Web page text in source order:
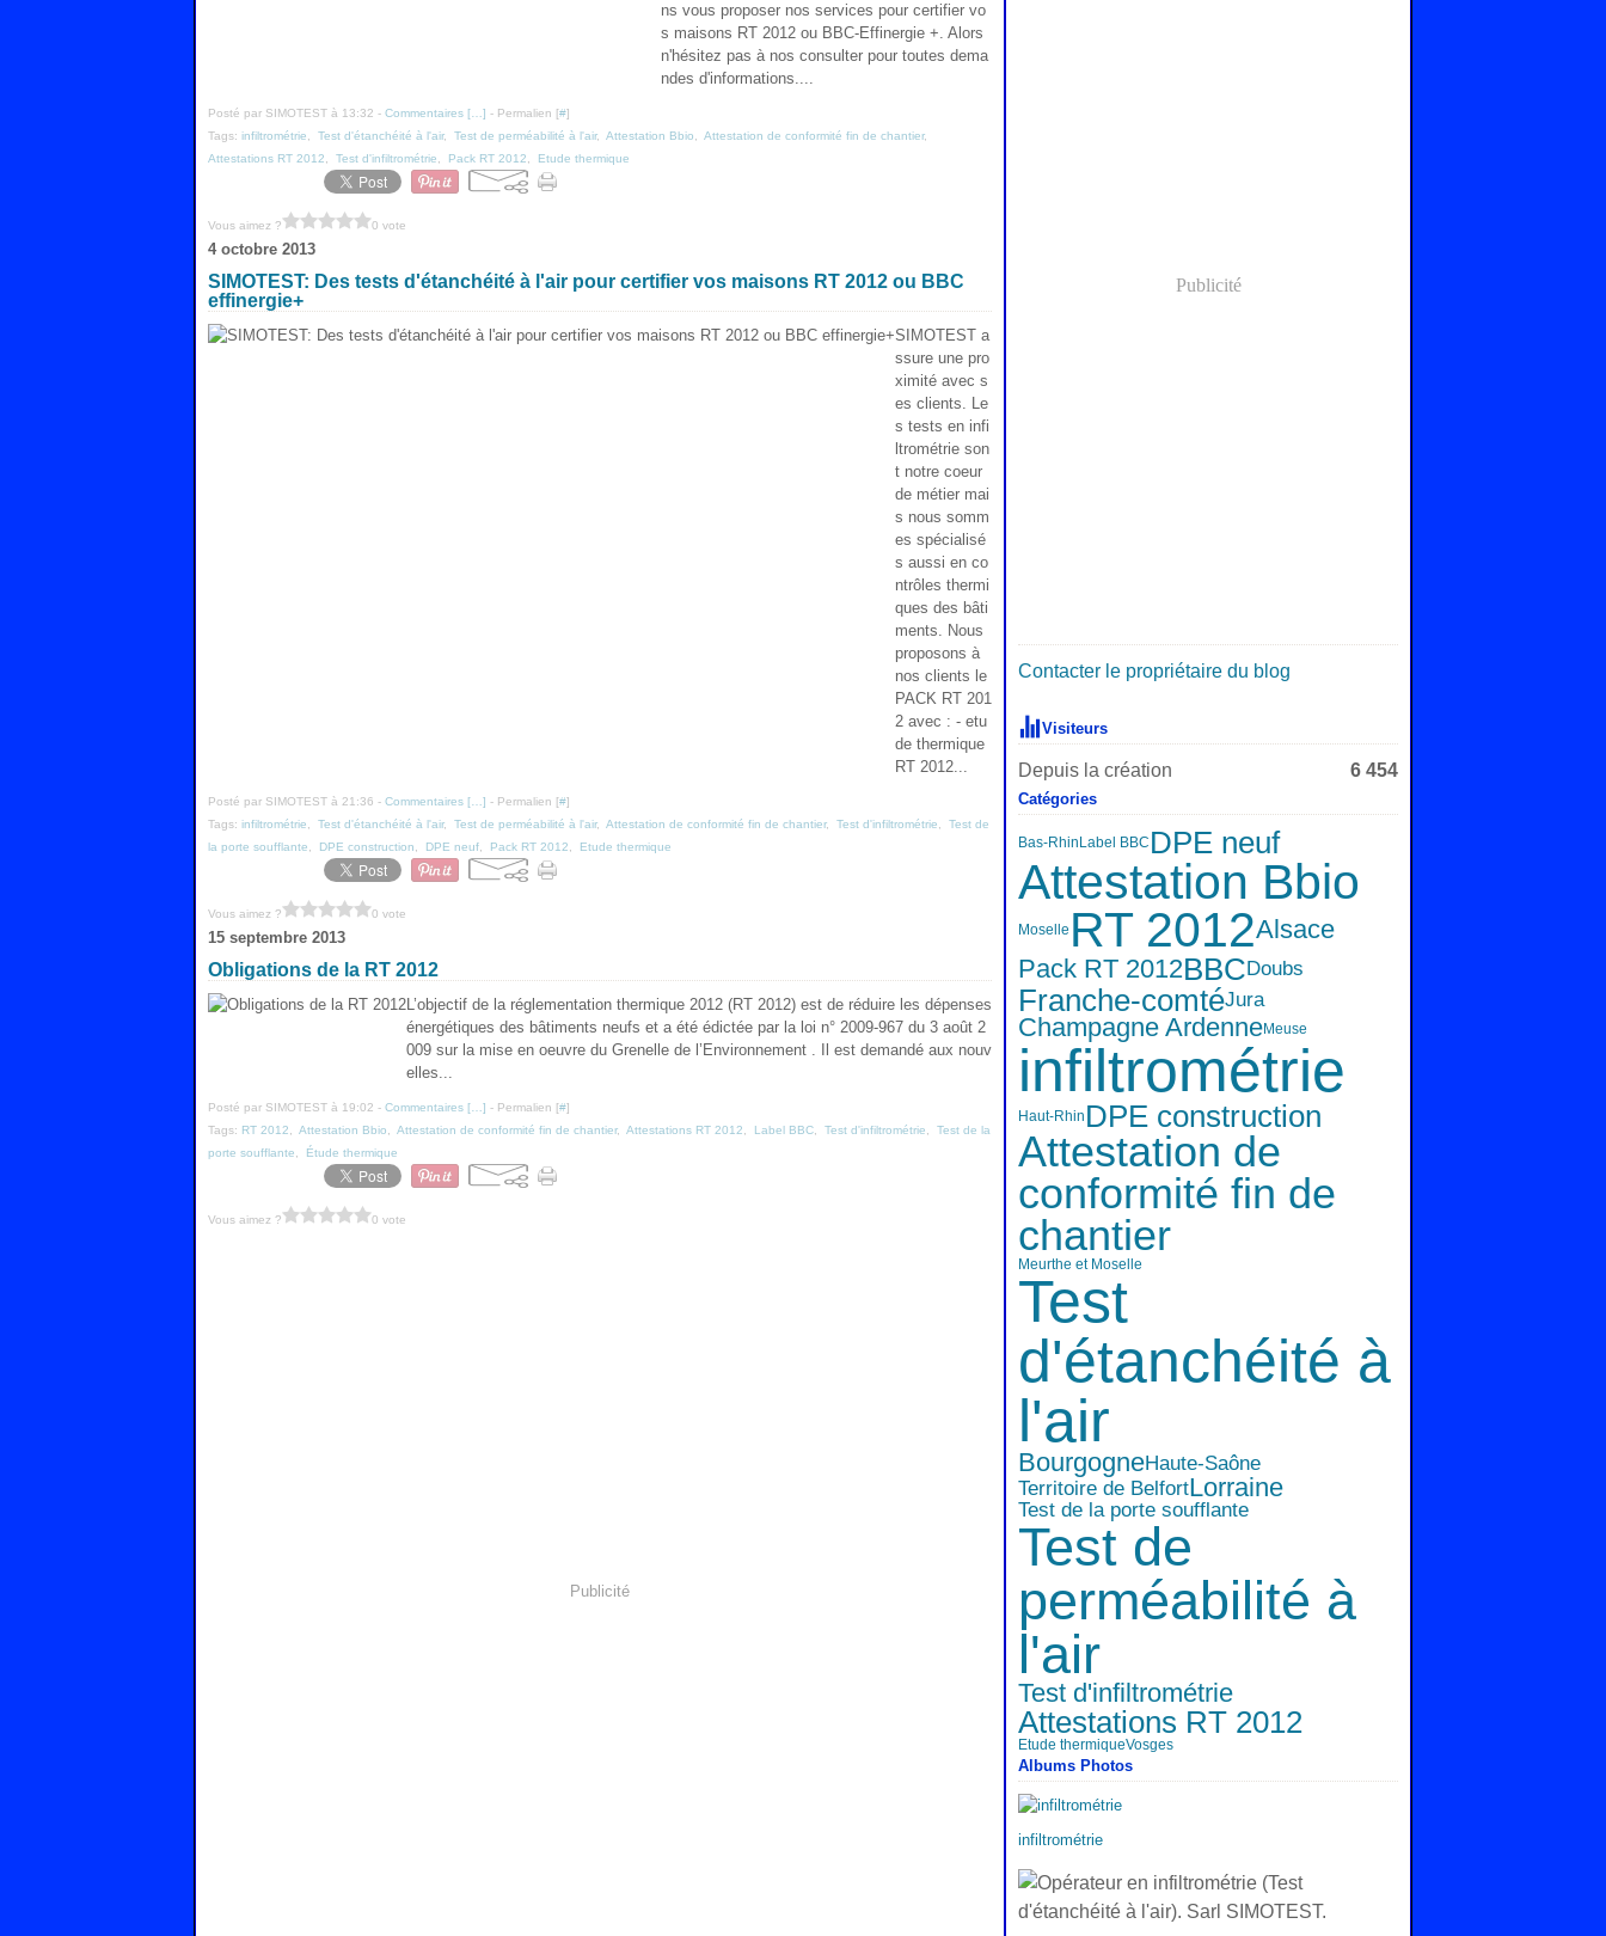
ns vous proposer nos services pour certifier vo
s maisons RT 2012 ou BBC-Effinergie +. Alors
n'hésitez pas à nos consulter pour toutes dema
ndes d'informations....
Posté par SIMOTEST à 13:32 - Commentaires [ ] - Permalien [#]
Tags: infiltrométrie Test d'étanchéité à l'air, Test de perméabilité à l'air, Attestation Bbio Attestation de conformité fin de chantier,
Attestations RT 2012
Test d'infiltrométrie Pack RT 2012 Etude thermique
Vous aimez ? 0 vote
4 octobre 2013
SIMOTEST: Des tests d'étanchéité à l'air pour certifier vos maisons RT 2012 ou BBC
effinergie+
SIMOTEST a
ssure une pro
ximité avec s
es clients. Le
s tests en infi
ltrométrie son
t notre coeur
de métier mai
s nous somm
es spécialisé
s aussi en co
ntrôles thermi
ques des bâti
ments. Nous
proposons à
nos clients le
PACK RT 201
2 avec : - etu
de thermique
RT 2012...
Posté par SIMOTEST à 21:36 - Commentaires [ ] - Permalien [#]
Tags: infiltrométrie Test d'étanchéité à l'air, Test de perméabilité à l'air, Attestation de conformité fin de chantier, Test d'infiltrométrie
Test de
la porte soufflante
DPE construction DPE neuf Pack RT 2012 Etude thermique
Vous aimez ? 0 vote
15 septembre 2013
Obligations de la RT 2012
L’objectif de la réglementation thermique 2012 (RT 2012) est de réduire les dépenses
énergétiques des bâtiments neufs et a été édictée par la loi n° 2009-967 du 3 août 2
009 sur la mise en oeuvre du Grenelle de l’Environnement . Il est demandé aux nouv
elles...
Posté par SIMOTEST à 19:02 - Commentaires [ ] - Permalien [#]
Tags: RT 2012 Attestation Bbio Attestation de conformité fin de chantier, Attestations RT 2012 Label BBC Test d'infiltrométrie
Test de la
porte soufflante
Étude thermique
Vous aimez ? 0 vote
Publicité
Publicité
Contacter le propriétaire du blog
Visiteurs
Depuis la création 6 454
Catégories
Bas-Rhin Label BBC DPE neuf
Attestation Bbio
Moselle RT 2012Alsace
Pack RT 2012BBCDoubs
Franche-comtéJura
Champagne ArdenneMeuse
infiltrométrie
Haut-Rhin DPE construction
Attestation de
conformité fin de
chantier
Meurthe et Moselle
Test
d'étanchéité à
l'air
BourgogneHaute-Saône
Territoire de BelfortLorraine
Test de la porte soufflante
Test de
perméabilité à
l'air
Test d'infiltrométrie
Attestations RT 2012
Etude thermiqueVosges
Albums Photos
infiltrométrie